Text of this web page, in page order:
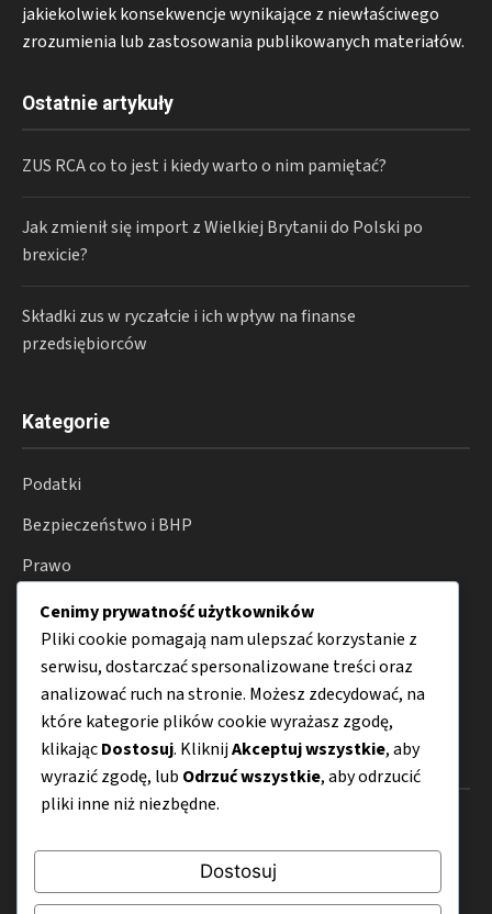
jakiekolwiek konsekwencje wynikające z niewłaściwego
zrozumienia lub zastosowania publikowanych materiałów.
Ostatnie artykuły
ZUS RCA co to jest i kiedy warto o nim pamiętać?
Jak zmienił się import z Wielkiej Brytanii do Polski po
brexicie?
Składki zus w ryczałcie i ich wpływ na finanse
przedsiębiorców
Kategorie
Podatki
Bezpieczeństwo i BHP
Prawo
ZUS i ubezpieczenia
Działalność gospodarcza
Porady
Menu
Mapa strony
Cenimy prywatność użytkowników
Pliki cookie pomagają nam ulepszać korzystanie z
serwisu, dostarczać spersonalizowane treści oraz
analizować ruch na stronie. Możesz zdecydować, na
które kategorie plików cookie wyrażasz zgodę,
klikającDostosuj. KliknijAkceptuj wszystkie, aby
wyrazić zgodę, lub Odrzuć wszystkie, aby odrzucić
pliki inne niż niezbędne.
Dostosuj